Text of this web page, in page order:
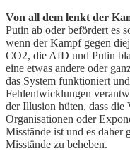
Von all dem lenkt der
Putin ab oder befördert es
wenn der Kampf gegen
CO2, die AfD und Putin
eine etwas andere oder
das System funktioniert
Fehlentwicklungen
der Illusion hüten, dass die
Organisationen oder
Misstände ist und es daher
Misstände zu beheben.